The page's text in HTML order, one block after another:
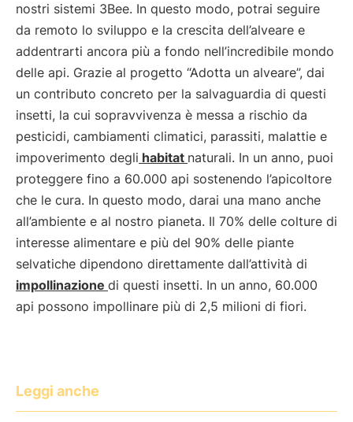
nostri sistemi 3Bee. In questo modo, potrai seguire
da remoto lo sviluppo e la crescita dell’alveare e
addentrarti ancora più a fondo nell’incredibile mondo
delle api. Grazie al progetto “Adotta un alveare”, dai
un contributo concreto per la salvaguardia di questi
insetti, la cui sopravvivenza è messa a rischio da
pesticidi, cambiamenti climatici, parassiti, malattie e
impoverimento degli habitat naturali. In un anno, puoi
proteggere fino a 60.000 api sostenendo l’apicoltore
che le cura. In questo modo, darai una mano anche
all’ambiente e al nostro pianeta. Il 70% delle colture di
interesse alimentare e più del 90% delle piante
selvatiche dipendono direttamente dall’attività di
impollinazione di questi insetti. In un anno, 60.000
api possono impollinare più di 2,5 milioni di fiori.
Leggi anche